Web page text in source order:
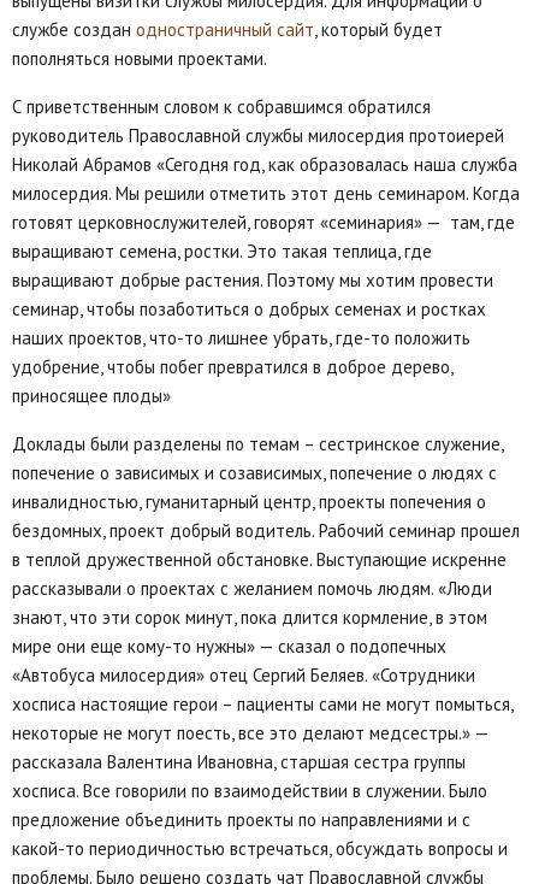
службе создан одностраничный сайт , который будет
пополняться новыми проектами.
С приветственным словом к собравшимся обратился
руководитель Православной службы милосердия протоиерей
Николай Абрамов «Сегодня год, как образовалась наша служба
милосердия. Мы решили отметить этот день семинаром. Когда
готовят церковнослужителей, говорят «семинария» — там, где
выращивают семена, ростки. Это такая теплица, где
выращивают добрые растения. Поэтому мы хотим провести
семинар, чтобы позаботиться о добрых семенах и ростках
наших проектов, что-то лишнее убрать, где-то положить
удобрение, чтобы побег превратился в доброе дерево,
приносящее плоды»
Доклады были разделены по темам – сестринское служение,
попечение о зависимых и созависимых, попечение о людях с
инвалидностью, гуманитарный центр, проекты попечения о
бездомных, проект добрый водитель. Рабочий семинар прошел
в теплой дружественной обстановке. Выступающие искренне
рассказывали о проектах с желанием помочь людям. «Люди
знают, что эти сорок минут, пока длится кормление, в этом
мире они еще кому-то нужны» — сказал о подопечных
«Автобуса милосердия» отец Сергий Беляев. «Сотрудники
хосписа настоящие герои – пациенты сами не могут помыться,
некоторые не могут поесть, все это делают медсестры.» —
рассказала Валентина Ивановна, старшая сестра группы
хосписа. Все говорили по взаимодействии в служении. Было
предложение объединить проекты по направлениями и с
какой-то периодичностью встречаться, обсуждать вопросы и
проблемы. Было решено создать чат Православной службы